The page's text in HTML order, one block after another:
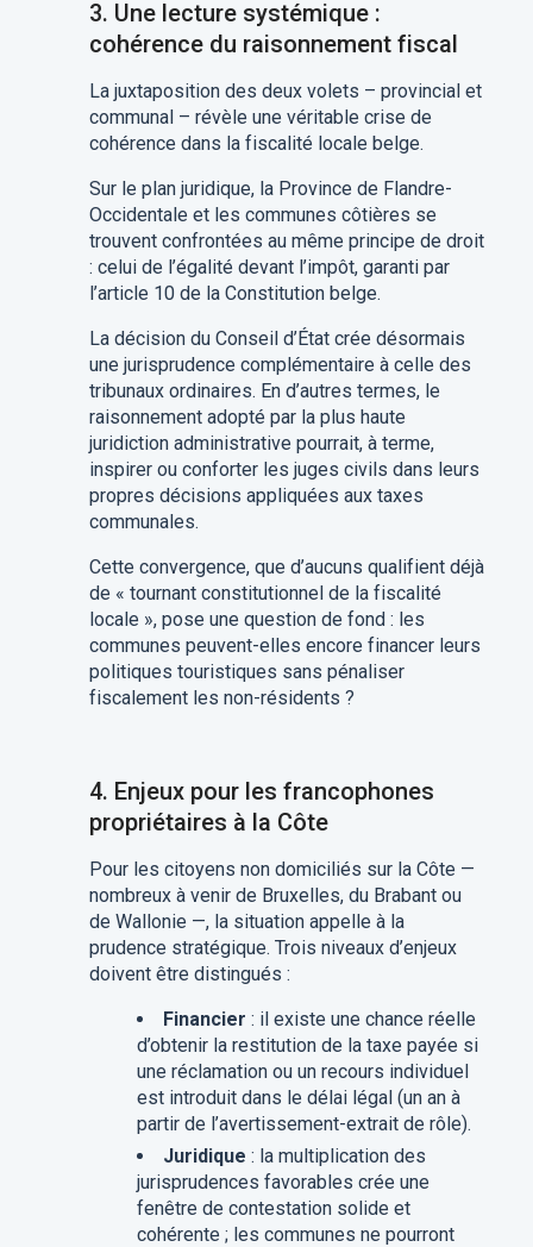
3. Une lecture systémique :
cohérence du raisonnement fiscal
La juxtaposition des deux volets – provincial et
communal – révèle une véritable crise de
cohérence dans la fiscalité locale belge.
Sur le plan juridique, la Province de Flandre-
Occidentale et les communes côtières se
trouvent confrontées au même principe de droit
: celui de l’égalité devant l’impôt, garanti par
l’article 10 de la Constitution belge.
La décision du Conseil d’État crée désormais
une jurisprudence complémentaire à celle des
tribunaux ordinaires. En d’autres termes, le
raisonnement adopté par la plus haute
juridiction administrative pourrait, à terme,
inspirer ou conforter les juges civils dans leurs
propres décisions appliquées aux taxes
communales.
Cette convergence, que d’aucuns qualifient déjà
de « tournant constitutionnel de la fiscalité
locale », pose une question de fond : les
communes peuvent-elles encore financer leurs
politiques touristiques sans pénaliser
fiscalement les non-résidents ?
4. Enjeux pour les francophones
propriétaires à la Côte
Pour les citoyens non domiciliés sur la Côte —
nombreux à venir de Bruxelles, du Brabant ou
de Wallonie —, la situation appelle à la
prudence stratégique. Trois niveaux d’enjeux
doivent être distingués :
Financier : il existe une chance réelle
d’obtenir la restitution de la taxe payée si
une réclamation ou un recours individuel
est introduit dans le délai légal (un an à
partir de l’avertissement-extrait de rôle).
Juridique : la multiplication des
jurisprudences favorables crée une
fenêtre de contestation solide et
cohérente ; les communes ne pourront